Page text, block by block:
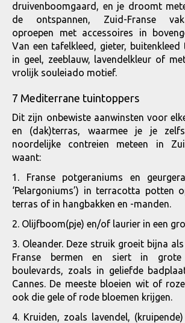
druivenboomgaard, en je droomt
de ontspannen, Zuid-Franse
oproepen met accessoires in
Van een tafelkleed, gieter,
in geel, zeeblauw, lavendelkleur of
vrolijk souleiado motief.
7 Mediterrane tuintoppers
Dit zijn onbewiste aanwinsten voor
en (dak)terras, waarmee je je
noordelijke contreien meteen in
waant:
1. Franse potgeraniums en
‘Pelargoniums’) in terracotta potten
terras of in hangbakken en -manden.
2. Olijfboom(pje) en/of laurier in een
3. Oleander. Deze struik groeit bijna
Franse bermen en siert in grote
boulevards, zoals in geliefde
Cannes. De meeste bloeien wit of
ook die gele of rode bloemen krijgen.
4. Kruiden, zoals lavendel,